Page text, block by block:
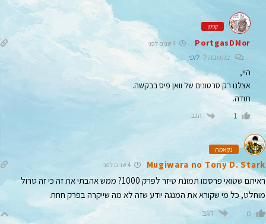
קפטן
PortgasDMor
בתגובה ללופי
היי,
אצלנו רק סרטונים של וואן פיס בבקשה.
תודה.
1 הגב
נקאמה
Mugiwara no Tony D. Stark 4 שנים לפני
ראיתם שטואי פרסמו תמונת טיזר לפרק 1000? ממש אהבתי את זה כי זה טרול
מוחלט, כל מי שקורא את המנגה יודע שזה לא מה שייקרה בפרק חחח.
0 הגב